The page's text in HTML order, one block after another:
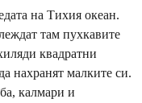
на Тихия океан.
там пухкавите
квадратни
нахранят малките си.
калмари и